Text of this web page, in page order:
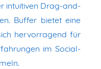
intuitiven Drag-and-
Buffer bietet eine
hervorragend für
im Social-